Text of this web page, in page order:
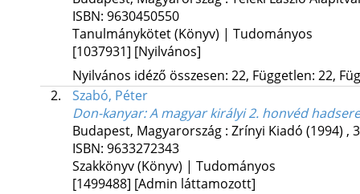
ISBN: 9630450550
Tanulmánykötet (Könyv) | Tudományos
[1037931] [Nyilvános]
Nyilvános idéző összesen: 22, Független: 22,
2.
Szabó, Péter
Don-kanyar: A magyar királyi 2. honvéd
Budapest, Magyarország : Zrínyi Kiadó (1994) ,
ISBN: 9633272343
Szakkönyv (Könyv) | Tudományos
[1499488] [Admin láttamozott]